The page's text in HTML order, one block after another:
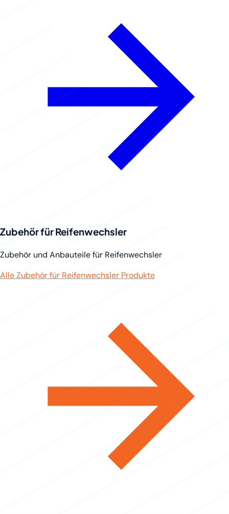
Zubehör für Reifenwechsler
Zubehör und Anbauteile für Reifenwechsler
Alle Zubehör für Reifenwechsler Produkte